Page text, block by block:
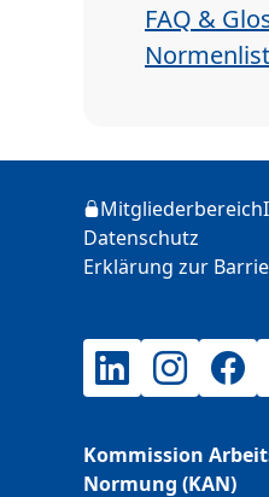
FAQ &
Login
Mitgliederbereich
Datenschutz
Erklärung zur
LinkedInInstagram
Kommission
Normung (KAN)